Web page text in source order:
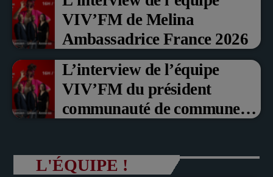
fruits rouge Noyon 2026
VIV’FM de Melina
Ambassadrice France 2026
L’interview de l’équipe
VIV’FM du président
communauté de communes
président com de com
L'ÉQUIPE !